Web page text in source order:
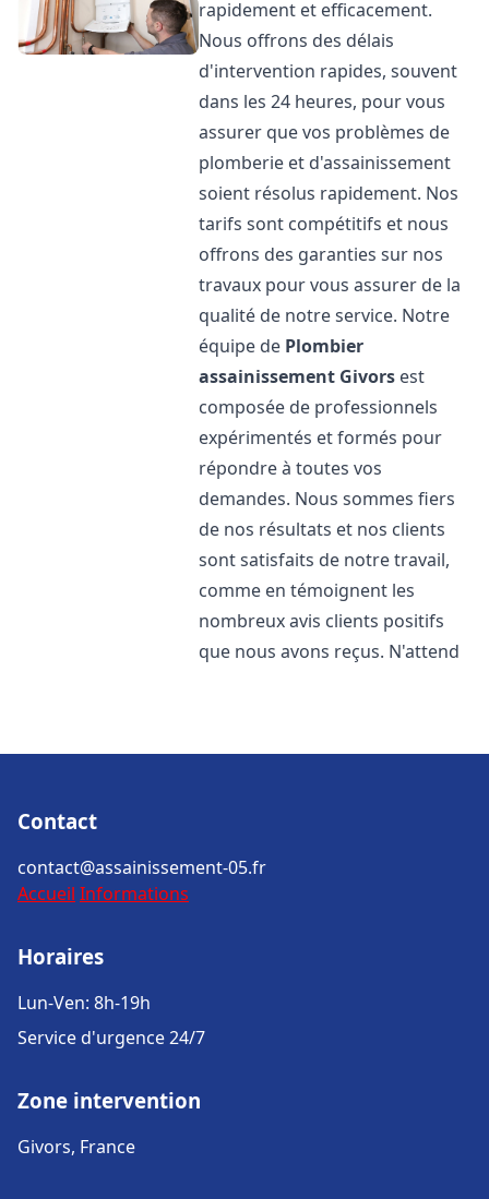
rapidement et efficacement.
Nous offrons des délais
d'intervention rapides, souvent
dans les 24 heures, pour vous
assurer que vos problèmes de
plomberie et d'assainissement
soient résolus rapidement. Nos
tarifs sont compétitifs et nous
offrons des garanties sur nos
travaux pour vous assurer de la
qualité de notre service. Notre
équipe de Plombier
assainissement Givors est
composée de professionnels
expérimentés et formés pour
répondre à toutes vos
demandes. Nous sommes fiers
de nos résultats et nos clients
sont satisfaits de notre travail,
comme en témoignent les
nombreux avis clients positifs
que nous avons reçus. N'attend
Contact
contact@assainissement-05.fr
Accueil Informations
Horaires
Lun-Ven: 8h-19h
Service d'urgence 24/7
Zone intervention
Givors, France